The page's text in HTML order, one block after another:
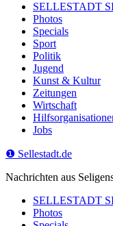
SELLESTADT
Photos
Specials
Sport
Politik
Jugend
Kunst & Kultur
Zeitungen
Wirtschaft
Jobs
❶ Sellestadt.de
Nachrichten aus
SELLESTADT
Photos